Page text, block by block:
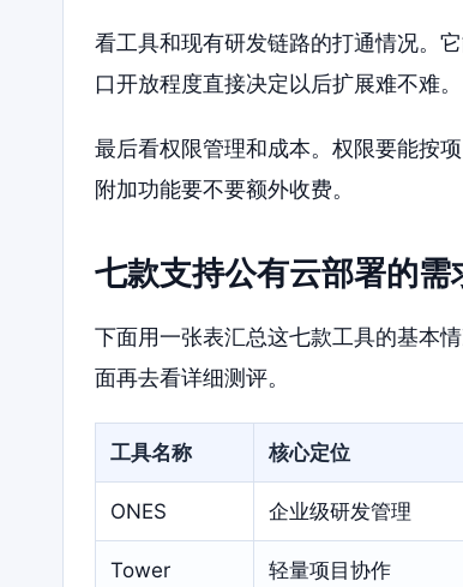
看工具和现有研发链路的打通情况。
口开放程度直接决定以后扩展难不难。
最后看权限管理和成本。权限要能按
附加功能要不要额外收费。
七款支持公有云部署的
下面用一张表汇总这七款工具的基本
面再去看详细测评。
工具名称 核心定位
ONES 企业级研发管理
Tower 轻量项目协作